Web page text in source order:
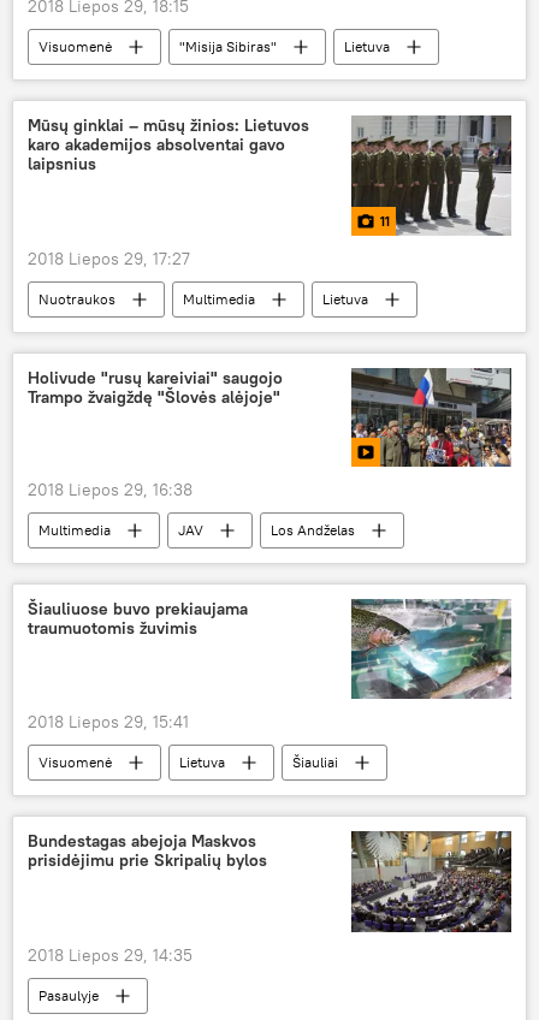
2018 Liepos 29, 18:15
Visuomenė "Misija Sibiras"
Lietuva
Dalia Grybauskaitė
Misija Sibiras
Mūsų ginklai – mūsų žinios: Lietuvos
karo akademijos absolventai gavo
laipsnius
11
2018 Liepos 29, 17:27
Nuotraukos Multimedia
Lietuva
Dalia Grybauskaitė
Generolo Jono Žemaičio Lietuvos karo akademija
kariai
Holivude "rusų kareiviai" saugojo
Trampo žvaigždę "Šlovės alėjoje"
2018 Liepos 29, 16:38
Multimedia JAV
Los Andželas
Donaldas Trampas
Šiauliuose buvo prekiaujama
traumuotomis žuvimis
2018 Liepos 29, 15:41
Visuomenė Lietuva
Šiauliai
žuvies produktai
žuvininkystė
Bundestagas abejoja Maskvos
prisidėjimu prie Skripalių bylos
2018 Liepos 29, 14:35
Pasaulyje